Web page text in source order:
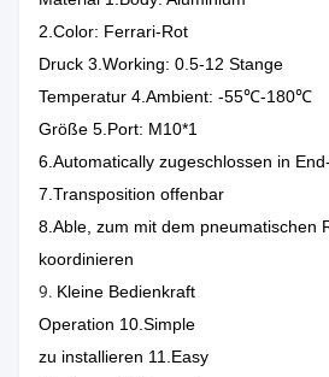
2.Color: Ferrari-Rot
Druck 3.Working: 0.5-12 Stange
Temperatur 4.Ambient: -55℃-180℃
Größe 5.Port: M10*1
6.Automatically zugeschlossen in
7.Transposition offenbar
8.Able, zum mit dem pneumatischen
koordinieren
9. Kleine Bedienkraft
Operation 10.Simple
zu installieren 11.Easy